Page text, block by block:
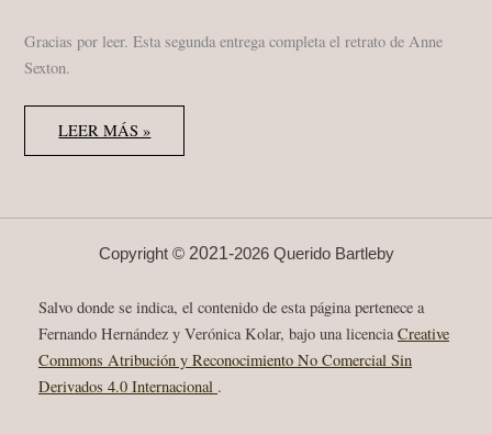
Gracias por leer. Esta segunda entrega completa el retrato de Anne
Sexton.
ANNE
SEXTON
•
OBRA
(1964–
1974)
LEER MÁS »
Copyright © 2021-2026 Querido Bartleby
Salvo donde se indica, el contenido de esta página pertenece a
Fernando Hernández y Verónica Kolar, bajo una licencia Creative
Commons Atribución y Reconocimiento No Comercial Sin
Derivados 4.0 Internacional .